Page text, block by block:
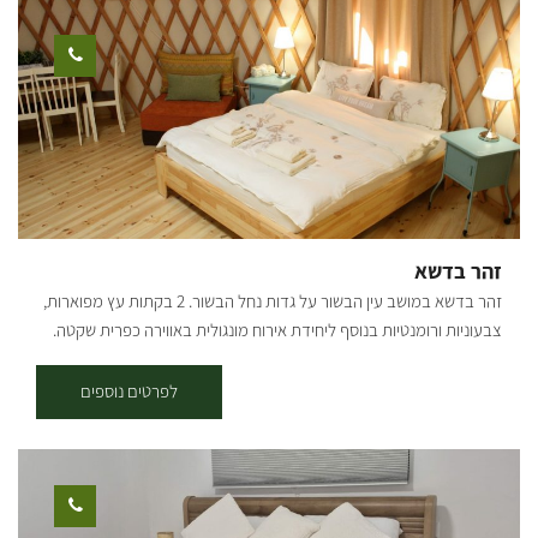
לשזור בעדינות לתוך החדרים את החוויה שלנו. חדרי המלון מוקפים
במדשאות מטופחות וגינות פרחים, טבולים באווירה כפרית ייחודית. במתחם
האירוח פזורים ערסלים ופינות ישיבה אטרקטיביות תחת צילם של עצים
רחבי נוף מתחת לחופת השמיים הענקית. המרחבים הגדולים של המלון
מאפשרים לילדיכם להסתובב בחופשיות ובביטחון לשחק וליהנות משפע
המתקנים אותם מציע המלון. לרשותכם בריכת שחייה יפהפייה, טרקלין
כנסים, ומוזיאון "מורשת צאן ברזל". כחלק מתפיסת האירוח במלון, הארוחות
המוגשות במסעדת המלון מבוססות על תפריט טרי ייחודי ומקורי המתבסס
ids="33562,33560,33558,33556,33554,33552,33550,33548,33546"
orderby="rand"]
זהר בדשא
זהר בדשא במושב עין הבשור על גדות נחל הבשור. 2 בקתות עץ מפוארות,
צבעוניות ורומנטיות בנוסף ליחידת אירוח מונגולית באווירה כפרית שקטה.
מלא. חדר שינה מקסים עם נרות וניחוחות רומנטיים, טלוויזיה ומזגן, ג'קוזי
גדול במקלחת, מטבחון מאובזר ופינת אוכל, גינה מטופחת ויפיפייה עם פינת
מנגל וערסל. *בקיץ – בריכת שחיה של המושב.
לפרטים נוספים